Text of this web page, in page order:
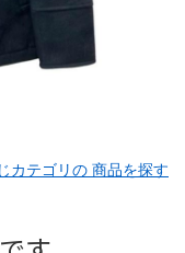
カテゴリの 商品を探す